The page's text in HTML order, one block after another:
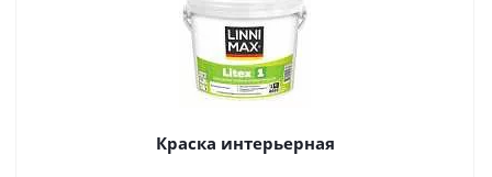
Краска интерьерная